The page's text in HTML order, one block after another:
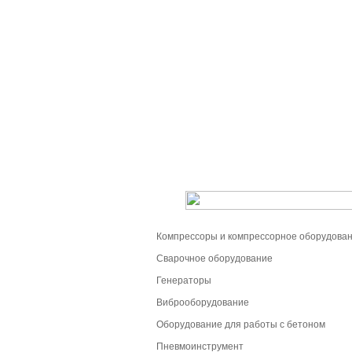
Компрессоры и компрессорное
Сварочное оборудование
Генераторы
Виброоборудование
Оборудование для работы с бетоном
Пневмоинструмент